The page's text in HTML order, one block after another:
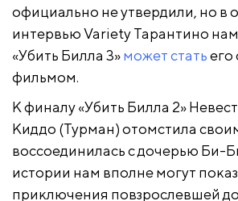
официально не утвердили, но в
интервью Variety Тарантино
«Убить Билла 3»может стать
фильмом.
К финалу «Убить Билла 2»
Киддо (Турман) отомстила
воссоединилась с дочерью Би-
истории нам вполне могут
приключения повзрослевшей